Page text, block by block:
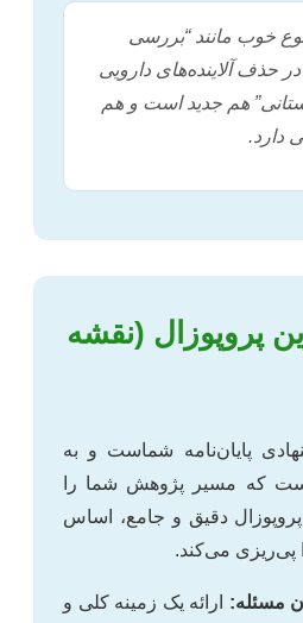
خوب مانند “بررسی
در حذف آلاینده‌های دارویی
هم جدید است و هم
دارد.
پروپوزال (نقشه
پایان‌نامه شماست و به
که مسیر پژوهش شما را
دقیق و جامع، اساس
پی‌ریزی می‌کند.
مسئله: ارائه یک زمینه کلی و